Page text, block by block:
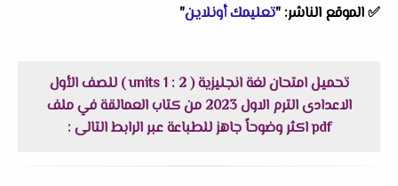
✅الموقع الناشر: "تعليمك أونلاين"
تحميل امتحان لغة انجليزية ( units 1 : 2 ) للصف الأول
الاعدادى الترم الاول 2023 من كتاب العمالقة في ملف
pdf اكثر وضوحاً جاهز للطباعة عبر الرابط التالى :